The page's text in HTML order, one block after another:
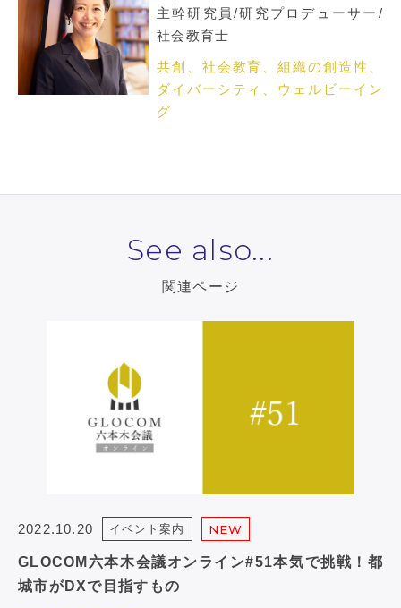
主幹研究員/研究プロデューサー/
社会教育士
共創、社会教育、組織の創造性、
ダイバーシティ、ウェルビーイン
グ
See also...
関連ページ
2022.10.20 イベント案内 NEW
GLOCOM六本木会議オンライン#51本気で挑戦！都
城市がDXで目指すもの